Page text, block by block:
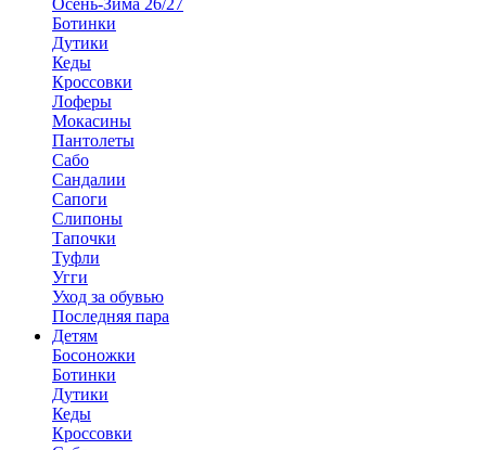
Осень-Зима 26/27
Ботинки
Дутики
Кеды
Кроссовки
Лоферы
Мокасины
Пантолеты
Сабо
Сандалии
Сапоги
Слипоны
Тапочки
Туфли
Угги
Уход за обувью
Последняя пара
Детям
Босоножки
Ботинки
Дутики
Кеды
Кроссовки